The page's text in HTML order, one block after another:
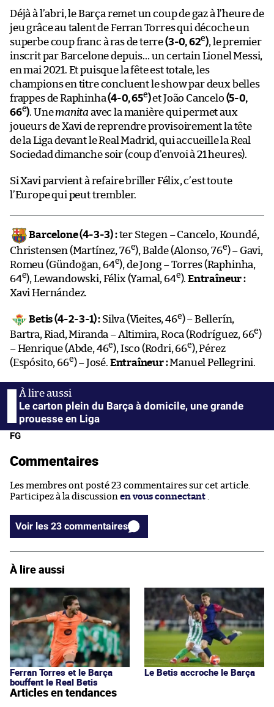
Déjà à l’abri, le Barça remet un coup de gaz à l’heure de
jeu grâce au talent de Ferran Torres qui décoche un
superbe coup franc à ras de terre(3-0, 62e), le premier
inscrit par Barcelone depuis… un certain Lionel Messi,
en mai 2021. Et puisque la fête est totale, les
champions en titre concluent le show par deux belles
frappes de Raphinha(4-0, 65e)et João Cancelo (5-0,
66e). Unemanita avec la manière qui permet aux
joueurs de Xavi de reprendre provisoirement la tête
de la Liga devant le Real Madrid, qui accueille la Real
Sociedad dimanche soir (coup d’envoi à 21 heures).
Si Xavi parvient à refaire briller Félix, c’est toute
l’Europe qui peut trembler.
Barcelone (4-3-3) :ter Stegen – Cancelo, Koundé,
Christensen (Martínez, 76e), Balde (Alonso, 76e) – Gavi,
Romeu (Gündoğan, 64e), de Jong – Torres (Raphinha,
64e), Lewandowski, Félix (Yamal, 64e).Entraîneur :
Xavi Hernández.
Betis (4-2-3-1) : Silva (Vieites, 46e) – Bellerín,
Bartra, Riad, Miranda – Altimira, Roca (Rodríguez, 66e)
– Henrique (Abde, 46e), Isco (Rodri, 66e), Pérez
(Espósito, 66e) – José. Entraîneur :Manuel Pellegrini.
Le carton plein du Barça à domicile, une grande
prouesse en Liga
FG
Commentaires
Les membres ont posté 23 commentaires sur cet article.
Participez à la discussion en vous connectant .
Voir les 23 commentaires
À lire aussi
Ferran Torres et le Barça
bouffent le Real Betis
Le Betis accroche le Barça
Articles en tendances